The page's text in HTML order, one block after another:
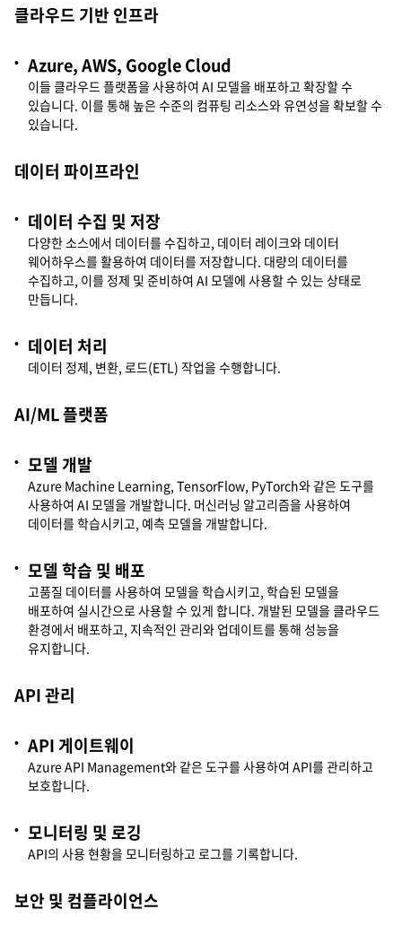
클라우드 기반 인프라
Azure, AWS, Google Cloud
이들 클라우드 플랫폼을 사용하여 AI 모델을 배포하고 확장할 수
있습니다. 이를 통해 높은 수준의 컴퓨팅 리소스와 유연성을 확보할 수
있습니다.
데이터 파이프라인
데이터 수집 및 저장
다양한 소스에서 데이터를 수집하고, 데이터 레이크와 데이터
웨어하우스를 활용하여 데이터를 저장합니다. 대량의 데이터를
수집하고, 이를 정제 및 준비하여 AI 모델에 사용할 수 있는 상태로
만듭니다.
데이터 처리
데이터 정제, 변환, 로드(ETL) 작업을 수행합니다.
AI/ML 플랫폼
모델 개발
Azure Machine Learning, TensorFlow, PyTorch와 같은 도구를
사용하여 AI 모델을 개발합니다. 머신러닝 알고리즘을 사용하여
데이터를 학습시키고, 예측 모델을 개발합니다.
모델 학습 및 배포
고품질 데이터를 사용하여 모델을 학습시키고, 학습된 모델을
배포하여 실시간으로 사용할 수 있게 합니다. 개발된 모델을 클라우드
환경에서 배포하고, 지속적인 관리와 업데이트를 통해 성능을
유지합니다.
API 관리
API 게이트웨이
Azure API Management와 같은 도구를 사용하여 API를 관리하고
보호합니다.
모니터링 및 로깅
API의 사용 현황을 모니터링하고 로그를 기록합니다.
보안 및 컴플라이언스